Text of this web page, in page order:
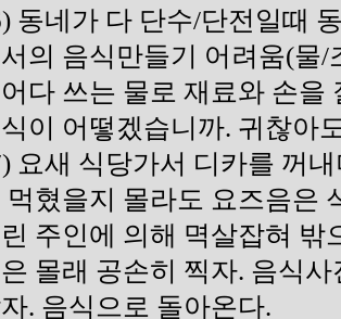
동네가 다 단수/단전일때
의 음식만들기 어려움(물
다 쓰는 물로 재료와 손을
이 어떻겠습니까. 귀찮아
요새 식당가서 디카를 꺼
먹혔을지 몰라도 요즈음은
주인에 의해 멱살잡혀 밖
몰래 공손히 찍자. 음식
. 음식으로 돌아온다.